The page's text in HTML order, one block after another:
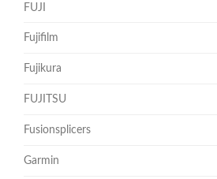
FUJI
Fujifilm
Fujikura
FUJITSU
Fusionsplicers
Garmin